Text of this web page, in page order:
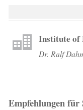
Institute of
Dr. Ralf
Empfehlungen für